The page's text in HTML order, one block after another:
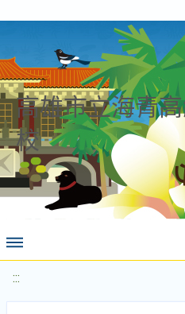
高雄市立海青
校
:::